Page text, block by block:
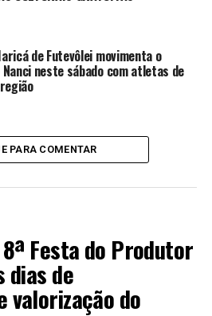
de Futevôlei movimenta o
Nanci neste sábado com atletas de
PARA COMENTAR
Festa do Produtor
dias de
valorização do